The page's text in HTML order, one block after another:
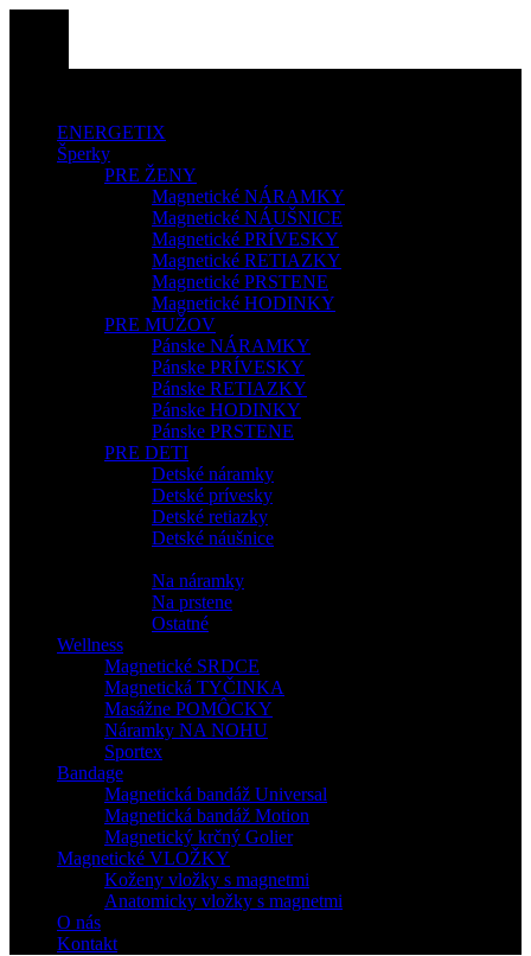
ENERGETIX
Šperky
PRE ŽENY
Magnetické NÁRAMKY
Magnetické NÁUŠNICE
Magnetické PRÍVESKY
Magnetické RETIAZKY
Magnetické PRSTENE
Magnetické HODINKY
PRE MUŽOV
Pánske NÁRAMKY
Pánske PRÍVESKY
Pánske RETIAZKY
Pánske HODINKY
Pánske PRSTENE
PRE DETI
Detské náramky
Detské prívesky
Detské retiazky
Detské náušnice
Na náramky
Na prstene
Ostatné
Wellness
Magnetické SRDCE
Magnetická TYČINKA
Masážne POMÔCKY
Náramky NA NOHU
Sportex
Bandage
Magnetická bandáž Universal
Magnetická bandáž Motion
Magnetický krčný Golier
Magnetické VLOŽKY
Koženy vložky s magnetmi
Anatomicky vložky s magnetmi
O nás
Kontakt